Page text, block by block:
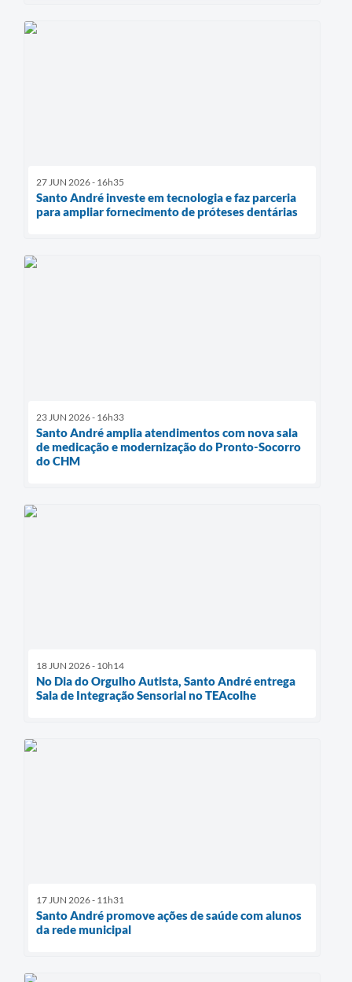
27 JUN 2026 - 16h35
Santo André investe em tecnologia e faz parceria
para ampliar fornecimento de próteses dentárias
23 JUN 2026 - 16h33
Santo André amplia atendimentos com nova sala
de medicação e modernização do Pronto-Socorro
do CHM
18 JUN 2026 - 10h14
No Dia do Orgulho Autista, Santo André entrega
Sala de Integração Sensorial no TEAcolhe
17 JUN 2026 - 11h31
Santo André promove ações de saúde com alunos
da rede municipal